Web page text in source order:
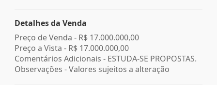
Detalhes da Venda
Preço de Venda - R$ 17.000.000,00
Preço a Vista - R$ 17.000.000,00
Comentários Adicionais - ESTUDA-SE PROPOSTAS.
Observações - Valores sujeitos a alteração